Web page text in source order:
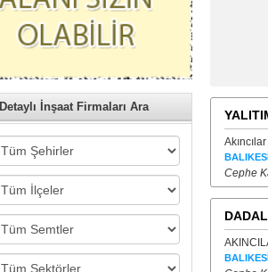
Cephe
Detaylı İnşaat Firmaları Ara